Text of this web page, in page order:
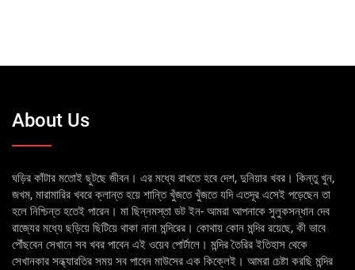
About Us
ঘড়ির কাঁটার মতোই ছুটছে জীবন। এর মধ্যে রাখতে হবে দেশ, দুনিয়ার খবর। কিন্তু খুন,
জখম, মারামারির খবরে ক্লান্ত হয়ে শান্তি খুঁজতে খুঁজতে যদি এতদূর এসেই পড়েছেন তা
হলে নিশ্চিন্ত হতেই পারেন। মা ছিন্নমস্তা ডট ইন- আমরা আপনাকে সুলুকসন্ধান দেব
রাজ্যের মধ্যে ছড়িয়ে ছিটিয়ে থাকা নানা মন্দিরের। কোথায় কোন মন্দির রয়েছে, কী ভাবে
পৌঁছবেন সেখানে সব খবর পাবেন এই ওয়েব পোর্টালে। মন্দির তৈরির ইতিহাস থেকে
সেখানকার সন্ধ্যারতির সময় সব পাবেন মাউসের এক কিক্লেই। আমরা চেষ্টা করছি মন্দির